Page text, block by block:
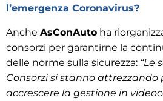
l’emergenza Coronavirus?
Anche AsConAuto ha
consorzi per garantirne la
delle norme sulla sicurezza: “Le
Consorzi si stanno
accrescere la gestione in